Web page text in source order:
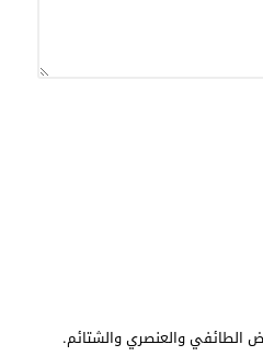
الطائفي والعنصري والشتائم.